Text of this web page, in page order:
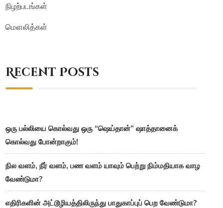
நிழற்படங்கள்
மௌலித்கள்
Recent Posts
ஒரு பல்லியை கொல்வது ஒரு “ஷெய்தான்” ஷாத்தானைக்
கொல்வது போன்றாகும்!
நில வளம், நீர் வளம், பண வளம் யாவும் பெற்று நிம்மதியாக வாழ
வேண்டுமா?
எதிரிகளின் அட்டூழியத்திலிருந்து பாதுகாப்புப் பெற வேண்டுமா?